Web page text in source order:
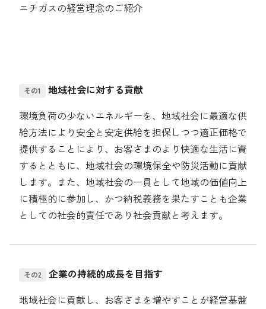
経営陣の紹介
アクセスマップ
ニチガスギャラリー
お問い合わせ先
よくある質問
English
ニチガスの経営理念のご紹介
その1
地域社会に対する貢献
環境負荷の少ないエネルギーを、地域社会に最適な供
給方法により安全と安定供給を担保しつつ適正価格で
提供することにより、お客さまのより快適な生活に資
するとともに、地域社会の環境保全や防災活動に貢献
します。また、地域社会の一員として地域の価値向上
に積極的に参加し、かつ納税義務を果たすことも企業
としての社会的責任であり社会貢献と考えます。
その2
企業の持続的成長を目指す
地域社会に貢献し、お客さまを増やすことが経営基盤